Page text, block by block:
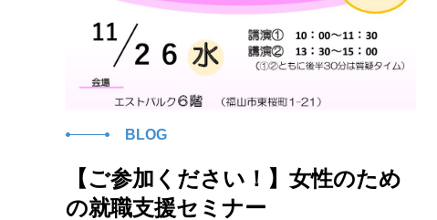
BLOG
【ご参加ください！】女性のため
の就職支援セミナー